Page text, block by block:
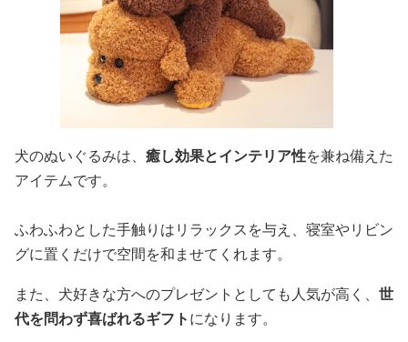
犬のぬいぐるみは、 癒し効果とインテリア性を兼ね備えた
アイテムです。
ふわふわとした手触りはリラックスを与え、寝室やリビン
グに置くだけで空間を和ませてくれます。
また、犬好きな方へのプレゼントとしても人気が高く、 世
代を問わず喜ばれるギフトになります。